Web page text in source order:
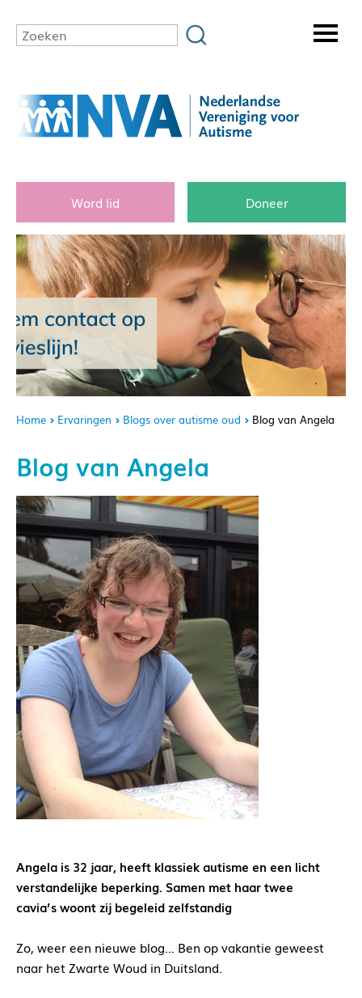
Word lid Doneer
Home Ervaringen Blogs over autisme oud Blog van Angela
Blog van Angela
Angela is 32 jaar, heeft klassiek autisme en een licht
verstandelijke beperking. Samen met haar twee
cavia’swoont zij begeleid zelfstandig
Zo, weer een nieuwe blog… Ben op vakantie geweest
naar het Zwarte Woud in Duitsland.